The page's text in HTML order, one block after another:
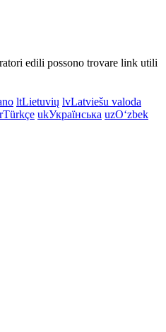
edili possono trovare link utili
ltLietuvių lvLatviešu valoda
Türkçe ukУкраїнська uzOʻzbek